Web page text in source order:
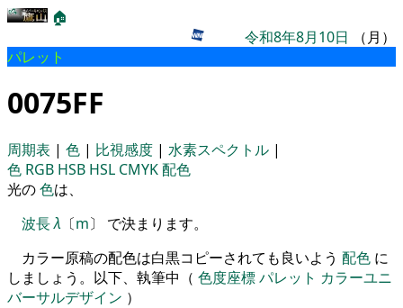
🏠
令和8年8月10日 （月）
パレット
0075FF
周期表 | 色 | 比視感度 | 水素スペクトル |
色 RGB HSB HSL CMYK配色
光の色は、
波長λ 〔m〕 で決まります。
カラー原稿の配色は白黒コピーされても良いよう 配色 に
しましょう。以下、執筆中（ 色度座標パレット カラーユニ
バーサルデザイン ）